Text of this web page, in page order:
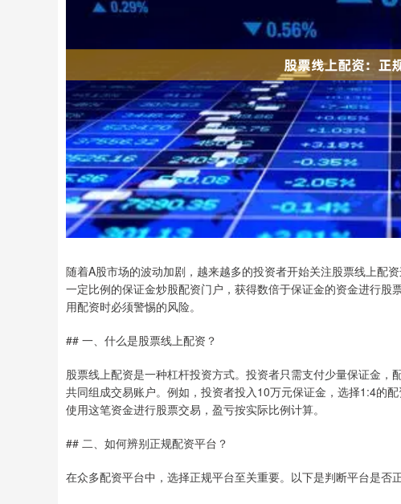
随着A股市场的波动加剧，越来越多的投资者开始关注股票线上配
一定比例的保证金炒股配资门户，获得数倍于保证金的资金进行
用配资时必须警惕的风险。
## 一、什么是股票线上配资？
股票线上配资是一种杠杆投资方式。投资者只需支付少量保证金，
共同组成交易账户。例如，投资者投入10万元保证金，选择1:4的
使用这笔资金进行股票交易，盈亏按实际比例计算。
## 二、如何辨别正规配资平台？
在众多配资平台中，选择正规平台至关重要。以下是判断平台是否